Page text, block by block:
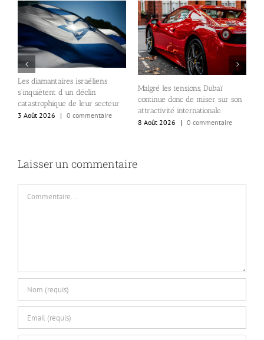
Les diamantaires israéliens
s’inquiètent d’un déclin
catastrophique de leur secteur
3 Août 2026
| 0 commentaire
Malgré les tensions, Dubaï
continue donc de miser sur son
attractivité internationale.
8 Août 2026
| 0 commentaire
Laisser un commentaire